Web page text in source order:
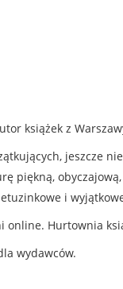
książek z
jeszcze
piękną,
i
Hurtownia
wydawców.